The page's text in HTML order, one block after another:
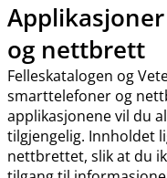
og nettbrett
Felleskatalogen og
smarttelefoner og
applikasjonene vil du
tilgjengelig. Innholdet
nettbrettet, slik at du